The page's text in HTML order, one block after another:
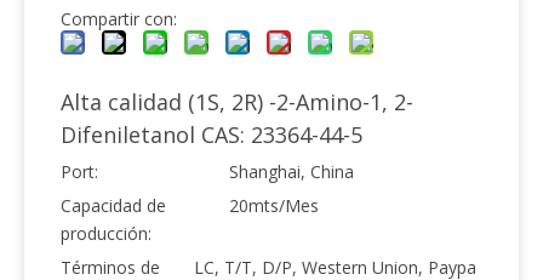
Compartir con:
Alta calidad (1S, 2R) -2-Amino-1, 2-
Difeniletanol CAS: 23364-44-5
Port:
Shanghai, China
Capacidad de
producción:
20mts/Mes
Términos de
LC, T/T, D/P, Western Union, Paypa